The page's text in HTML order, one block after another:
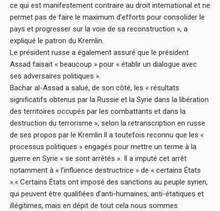
ce qui est manifestement contraire au droit international et ne
permet pas de faire le maximum d’efforts pour consolider le
pays et progresser sur la voie de sa reconstruction », a
expliqué le patron du Kremlin.
Le président russe a également assuré que le président
Assad faisait « beaucoup » pour « établir un dialogue avec
ses adversaires politiques ».
Bachar al-Assad a salué, de son côté, les « résultats
significatifs obtenus par la Russie et la Syrie dans la libération
des territoires occupés par les combattants et dans la
destruction du terrorisme », selon la retranscription en russe
de ses propos par le Kremlin.Il a toutefois reconnu que les «
processus politiques » engagés pour mettre un terme à la
guerre en Syrie « se sont arrêtés ». Il a imputé cet arrêt
notamment à « l’influence destructrice » de « certains États
».« Certains États ont imposé des sanctions au peuple syrien,
qui peuvent être qualifiées d’anti-humaines, anti-étatiques et
illégitimes, mais en dépit de tout cela nous sommes